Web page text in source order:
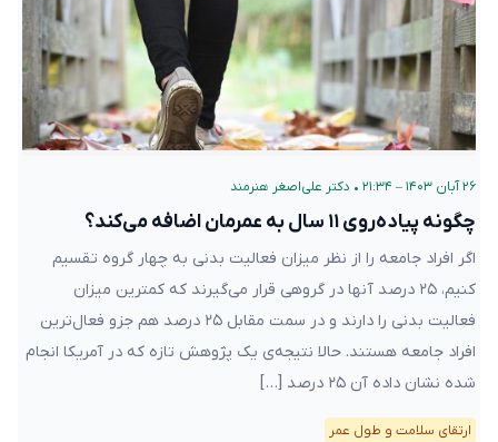
۲۶ آبان ۱۴۰۳ – ۲۱:۳۴ • دکتر علی‌اصغر هنرمند
چگونه پیاده‌روی ۱۱ سال به عمرمان اضافه می‌کند؟
اگر افراد جامعه را از نظر میزان فعالیت بدنی به چهار گروه تقسیم‌
کنیم، ۲۵ درصد آنها در گروهی قرار می‌گیرند که کمترین میزان
فعالیت بدنی را دارند و در سمت مقابل ۲۵ درصد هم جزو فعال‌ترین
افراد جامعه هستند. حالا نتیجه‌ی یک پژوهش تازه که در آمریکا انجام
شده نشان داده آن ۲۵ درصد […]
ارتقای سلامت و طول عمر